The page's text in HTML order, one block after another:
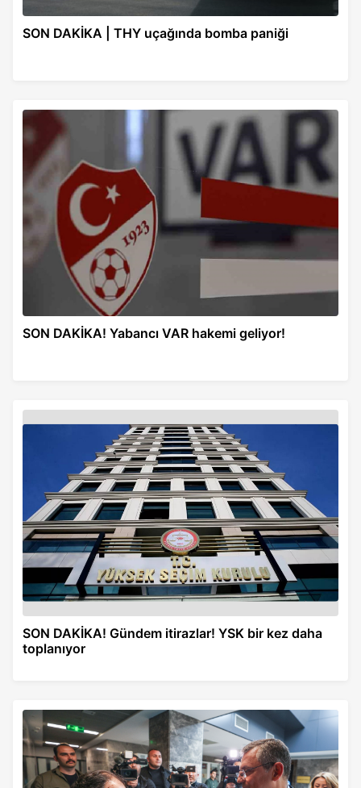
SON DAKİKA | THY uçağında bomba paniği
SON DAKİKA! Yabancı VAR hakemi geliyor!
SON DAKİKA! Gündem itirazlar! YSK bir kez daha
toplanıyor